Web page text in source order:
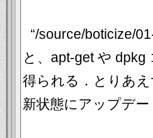
“/source/boticize/
と、apt-get や
得られる．とりあ
新状態にアップデー